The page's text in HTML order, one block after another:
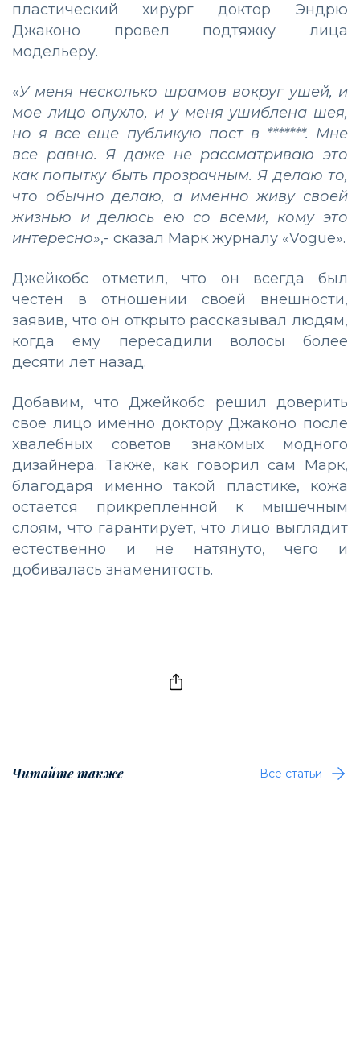
пластический хирург доктор Эндрю
Джаконо провел подтяжку лица
модельеру.
«У меня несколько шрамов вокруг ушей, и
мое лицо опухло, и у меня ушиблена шея,
но я все еще публикую пост в *******. Мне
все равно. Я даже не рассматриваю это
как попытку быть прозрачным. Я делаю то,
что обычно делаю, а именно живу своей
жизнью и делюсь ею со всеми, кому это
интересно»,- сказал Марк журналу «Vogue».
Джейкобс отметил, что он всегда был
честен в отношении своей внешности,
заявив, что он открыто рассказывал людям,
когда ему пересадили волосы более
десяти лет назад.
Добавим, что Джейкобс решил доверить
свое лицо именно доктору Джаконо после
хвалебных советов знакомых модного
дизайнера. Также, как говорил сам Марк,
благодаря именно такой пластике, кожа
остается прикрепленной к мышечным
слоям, что гарантирует, что лицо выглядит
естественно и не натянуто, чего и
добивалась знаменитость.
Читайте также Все статьи